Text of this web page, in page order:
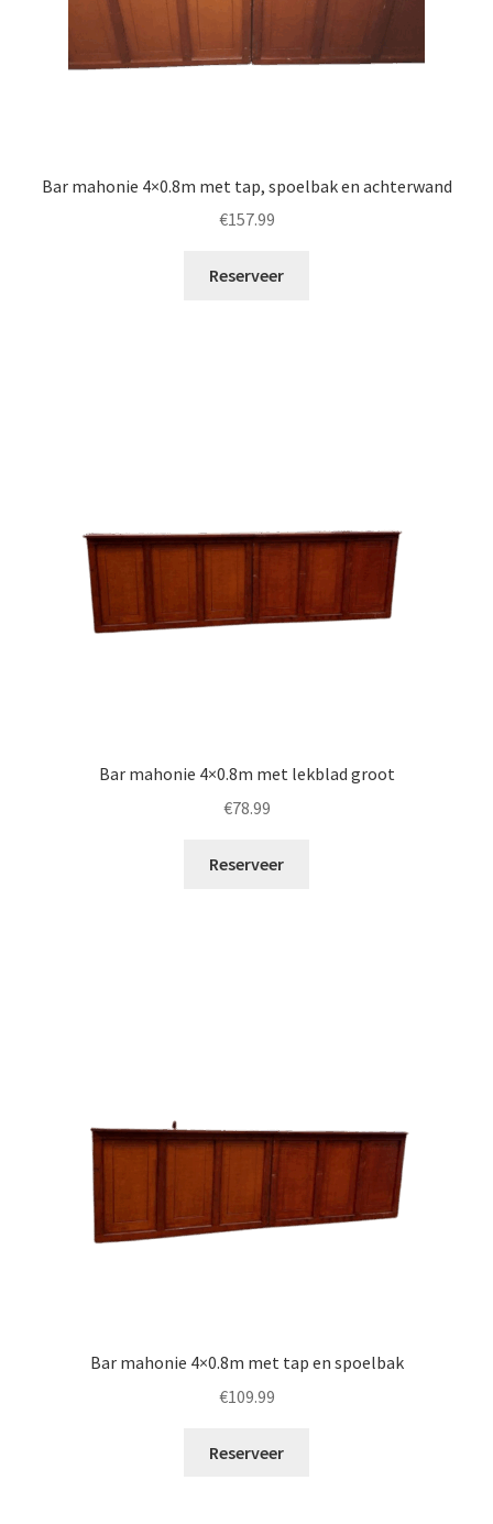
Bar mahonie 4×0.8m met tap, spoelbak en achterwand
€157.99
Reserveer
Bar mahonie 4×0.8m met lekblad groot
€78.99
Reserveer
Bar mahonie 4×0.8m met tap en spoelbak
€109.99
Reserveer